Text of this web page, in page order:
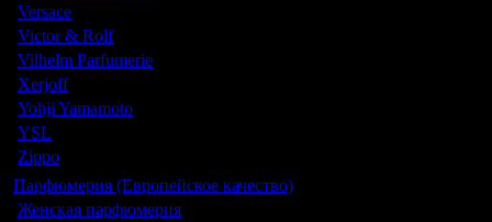
Versace
Victor & Rolf
Vilhelm Parfumerie
Xerjoff
Yohji Yamamoto
YSL
Zippo
Парфюмерия (Европейское качество)
Женская парфюмерия